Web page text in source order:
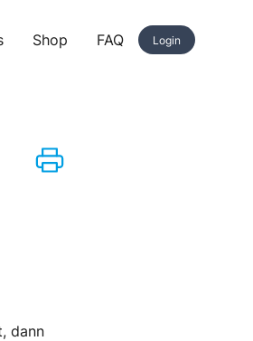
Shop FAQ Login
dann